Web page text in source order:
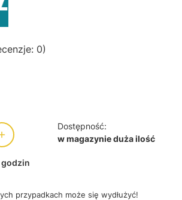
0)
Dostępność:
w magazynie duża ilość
przypadkach może się wydłużyć!